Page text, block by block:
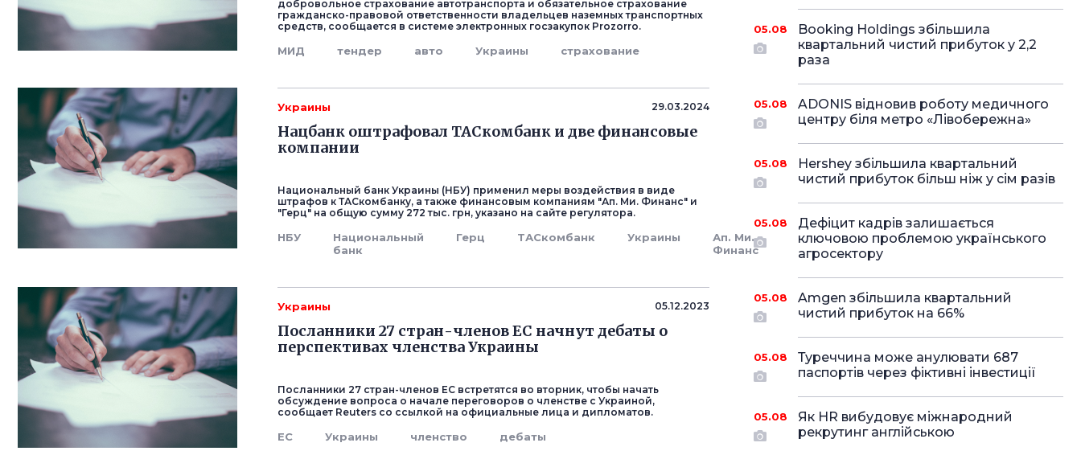
добровольное страхование автотранспорта и обязательное страхование
гражданско-правовой ответственности владельцев наземных транспортных
средств, сообщается в системе электронных госзакупок Prozorro.
МИД тендер авто Украины страхование
Украины 29.03.2024
Нацбанк оштрафовал ТАСкомбанк и две финансовые
компании
Национальный банк Украины (НБУ) применил меры воздействия в виде
штрафов к ТАСкомбанку, а также финансовым компаниям "Ап. Ми. Финанс" и
"Герц" на общую сумму 272 тыс. грн, указано на сайте регулятора.
НБУ
Национальный
банк
Герц ТАСкомбанк Украины
Ап. Ми.
Финанс
Украины 05.12.2023
Посланники 27 стран-членов ЕС начнут дебаты о
перспективах членства Украины
Посланники 27 стран-членов ЕС встретятся во вторник, чтобы начать
обсуждение вопроса о начале переговоров о членстве с Украиной,
сообщает Reuters со ссылкой на официальные лица и дипломатов.
ЕС Украины членство дебаты
05.08
Booking Holdings збільшила
квартальний чистий прибуток у 2,2
раза
05.08
ADONIS відновив роботу медичного
центру біля метро «Лівобережна»
05.08
Hershey збільшила квартальний
чистий прибуток більш ніж у сім разів
05.08
Дефіцит кадрів залишається
ключовою проблемою українського
агросектору
05.08
Amgen збільшила квартальний
чистий прибуток на 66%
05.08
Туреччина може анулювати 687
паспортів через фіктивні інвестиції
05.08
Як HR вибудовує міжнародний
рекрутинг англійською